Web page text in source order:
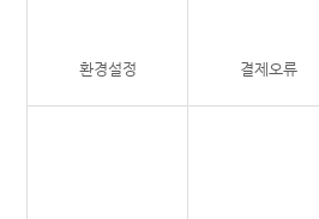
환경설정 결제오류